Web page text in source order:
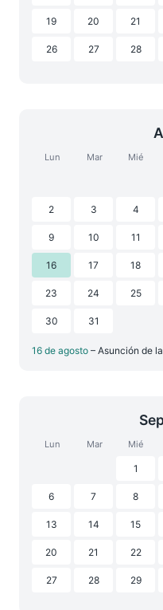
19 20 21
26 27 28
Lun Mar Mié
2 3 4
9 10 11
16 17 18
23 24 25
30 31
16 de agosto – Asunción de
Lun Mar Mié
1
6 7 8
13 14 15
20 21 22
27 28 29